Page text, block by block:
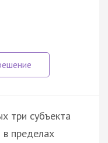
три субъекта
пределах